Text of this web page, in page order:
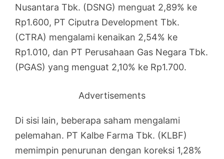
Nusantara Tbk. (DSNG) menguat 2,89% ke
Rp1.600, PT Ciputra Development Tbk.
(CTRA) mengalami kenaikan 2,54% ke
Rp1.010, dan PT Perusahaan Gas Negara Tbk.
(PGAS) yang menguat 2,10% ke Rp1.700.
Advertisements
Di sisi lain, beberapa saham mengalami
pelemahan. PT Kalbe Farma Tbk. (KLBF)
memimpin penurunan dengan koreksi 1,28%